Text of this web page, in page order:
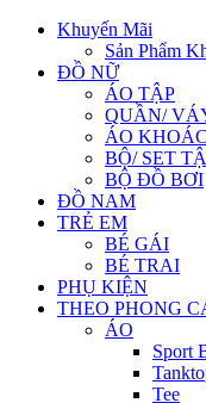
Khuyến Mãi
Sản Phẩm
ĐỒ NỮ
ÁO TẬP
QUẦN/
ÁO KHOÁC
BỘ/ SET
BỘ ĐỒ BƠI
ĐỒ NAM
TRẺ EM
BÉ GÁI
BÉ TRAI
PHỤ KIỆN
THEO PHONG
ÁO
Sport
Tee